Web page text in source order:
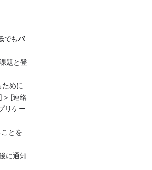
でもバ
題と登
めに
> [連絡
リケー
とを
に通知